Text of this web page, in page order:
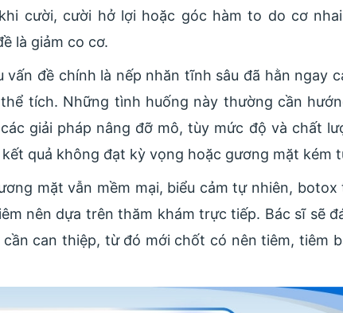
cười, cười hở lợi hoặc góc hàm to do cơ
là giảm co cơ.
đề chính là nếp nhăn tĩnh sâu đã hằn ngay
tích. Những tình huống này thường cần
các giải pháp nâng đỡ mô, tùy mức độ và chất
quả không đạt kỳ vọng hoặc gương mặt kém
mặt vẫn mềm mại, biểu cảm tự nhiên, botox
nên dựa trên thăm khám trực tiếp. Bác sĩ sẽ
can thiệp, từ đó mới chốt có nên tiêm, tiêm